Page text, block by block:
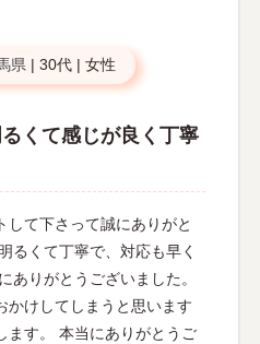
県 | 30代 | 女性
くて感じが良く丁寧
して下さって誠にありがと
るくて丁寧で、対応も早く
ありがとうございました。
かけしてしまうと思います
ます。 本当にありがとうご